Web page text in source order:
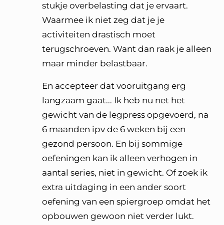
stukje overbelasting dat je ervaart.
Waarmee ik niet zeg dat je je
activiteiten drastisch moet
terugschroeven. Want dan raak je alleen
maar minder belastbaar.
En accepteer dat vooruitgang erg
langzaam gaat... Ik heb nu net het
gewicht van de legpress opgevoerd, na
6 maanden ipv de 6 weken bij een
gezond persoon. En bij sommige
oefeningen kan ik alleen verhogen in
aantal series, niet in gewicht. Of zoek ik
extra uitdaging in een ander soort
oefening van een spiergroep omdat het
opbouwen gewoon niet verder lukt.